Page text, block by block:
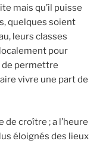
mais qu’il puisse
quelques soient
leurs classes
pour
de permettre
vivre une part de
de croître ; a l’heure
éloignés des lieux